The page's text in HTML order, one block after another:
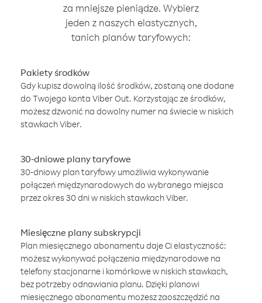
za mniejsze pieniądze. Wybierz
jeden z naszych elastycznych,
tanich planów taryfowych:
Pakiety środków
Gdy kupisz dowolną ilość środków, zostaną one dodane
do Twojego konta Viber Out. Korzystając ze środków,
możesz dzwonić na dowolny numer na świecie w niskich
stawkach Viber.
30-dniowe plany taryfowe
30-dniowy plan taryfowy umożliwia wykonywanie
połączeń międzynarodowych do wybranego miejsca
przez okres 30 dni w niskich stawkach Viber.
Miesięczne plany subskrypcji
Plan miesięcznego abonamentu daje Ci elastyczność:
możesz wykonywać połączenia międzynarodowe na
telefony stacjonarne i komórkowe w niskich stawkach,
bez potrzeby odnawiania planu. Dzięki planowi
miesięcznego abonamentu możesz zaoszczędzić na